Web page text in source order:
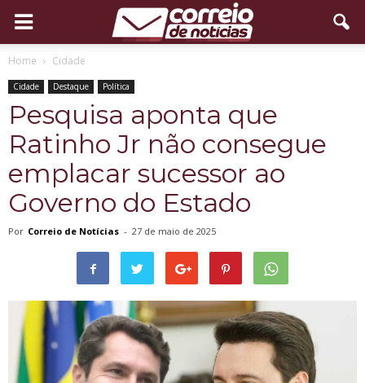
Home Cidade
Cidade Destaque Política
Pesquisa aponta que
Ratinho Jr não consegue
emplacar sucessor ao
Governo do Estado
Por Correio de Notícias - 27 de maio de 2025